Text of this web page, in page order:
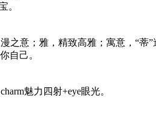
。
意；雅，精致高雅；寓意，“蒂”
自己。
魅力四射+eye眼光。